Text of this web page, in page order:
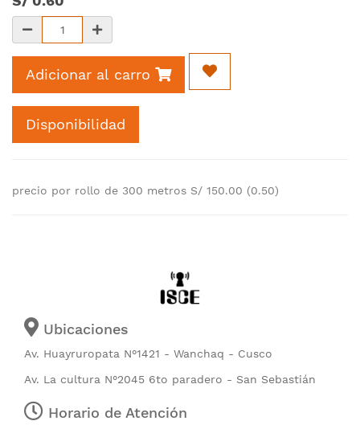
Adicionar al carro
Disponibilidad
precio por rollo de 300 metros S/ 150.00 (0.50)
Ubicaciones
Av. Huayruropata N°1421 - Wanchaq - Cusco
Av. La cultura N°2045 6to paradero - San Sebastián
Horario de Atención